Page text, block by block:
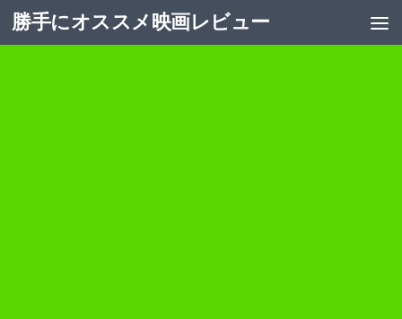
コンテンツへスキップ
勝手にオススメ映画レビュー